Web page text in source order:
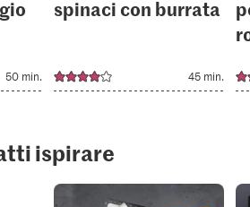
50 min.
spinaci con burrata
45 min.
ispirare